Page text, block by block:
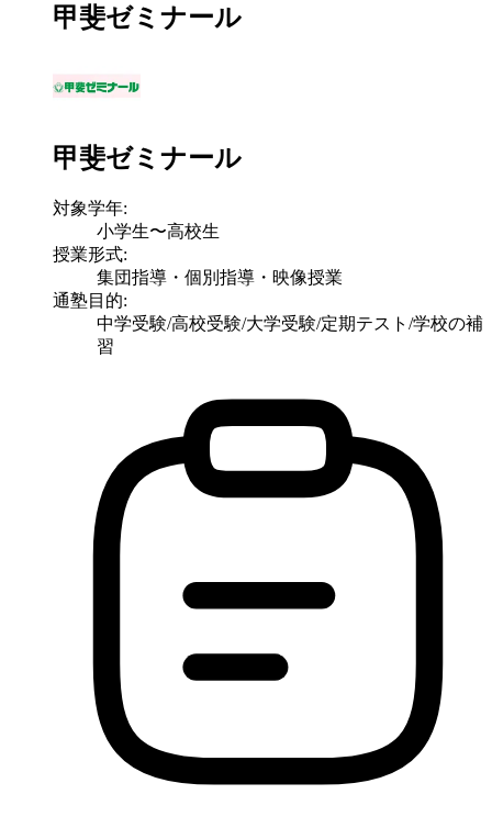
甲斐ゼミナール
甲斐ゼミナール
対象学年:
小学生〜高校生
授業形式:
集団指導・個別指導・映像授業
通塾目的:
中学受験/高校受験/大学受験/定期テスト/学校の補
習